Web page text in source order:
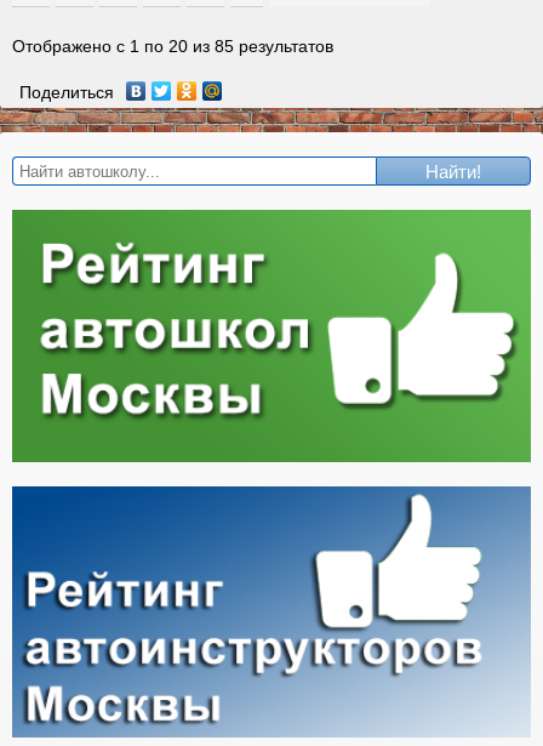
Отображено с 1 по 20 из 85 результатов
Поделиться
Найти!